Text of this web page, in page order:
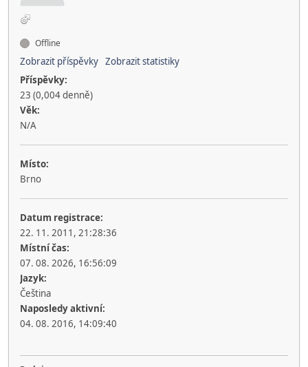
Offline
Zobrazit příspěvky Zobrazit statistiky
Příspěvky:
23 (0,004 denně)
Věk:
N/A
Místo:
Brno
Datum registrace:
22. 11. 2011, 21:28:36
Místní čas:
07. 08. 2026, 16:56:09
Jazyk:
Čeština
Naposledy aktivní:
04. 08. 2016, 14:09:40